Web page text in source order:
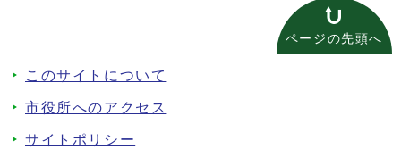
ページの先頭へ
このサイトについて
市役所へのアクセス
サイトポリシー